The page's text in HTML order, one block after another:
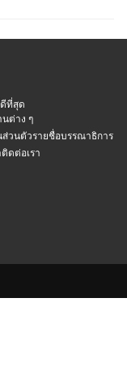
ที่สุด
ต่าง ๆ
ส่วนตัวรายชื่อบรรณาธิการ
ติดต่อเรา